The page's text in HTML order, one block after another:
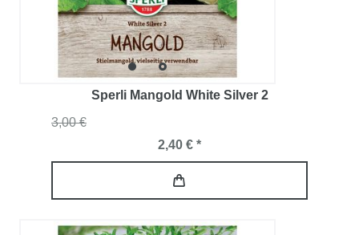
Sperli Mangold White Silver 2
3,00 €
2,40 € *